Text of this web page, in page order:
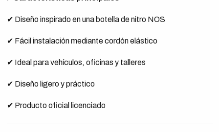
✔ Diseño inspirado en una botella de nitro NOS
✔ Fácil instalación mediante cordón elástico
✔ Ideal para vehículos, oficinas y talleres
✔ Diseño ligero y práctico
✔ Producto oficial licenciado